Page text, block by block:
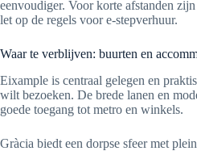
eenvoudiger. Voor korte afstanden
let op de regels voor e-stepverhuur.
Waar te verblijven: buurten en
Eixample is centraal gelegen en
wilt bezoeken. De brede lanen en
goede toegang tot metro en winkels.
Gràcia biedt een dorpse sfeer met